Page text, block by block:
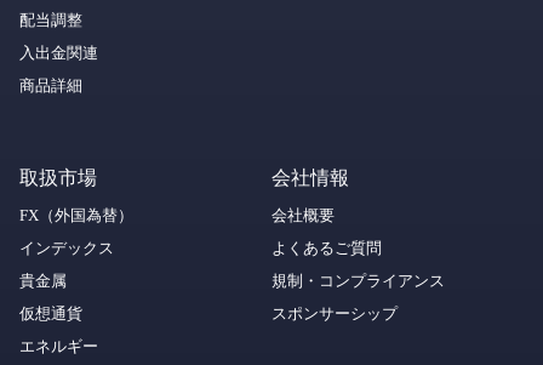
配当調整
入出金関連
商品詳細
取扱市場
FX（外国為替）
インデックス
貴金属
仮想通貨
エネルギー
会社情報
会社概要
よくあるご質問
規制・コンプライアンス
スポンサーシップ